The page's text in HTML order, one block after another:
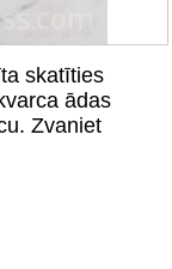
skatīties
ādas
Zvaniet